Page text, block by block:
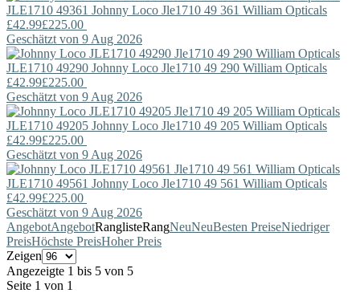
JLE1710 49361 Johnny Loco Jle1710 49 361 William Opticals
£42.99£225.00
Geschätzt von 9 Aug 2026
JLE1710 49290 Johnny Loco Jle1710 49 290 William Opticals
£42.99£225.00
Geschätzt von 9 Aug 2026
JLE1710 49205 Johnny Loco Jle1710 49 205 William Opticals
£42.99£225.00
Geschätzt von 9 Aug 2026
JLE1710 49561 Johnny Loco Jle1710 49 561 William Opticals
£42.99£225.00
Geschätzt von 9 Aug 2026
AngebotAngebotRanglisteRangNeuNeuBesten PreiseNiedriger
PreisHöchste PreisHoher Preis
Zeigen
Angezeigte 1 bis 5 von 5
Seite 1 von 1